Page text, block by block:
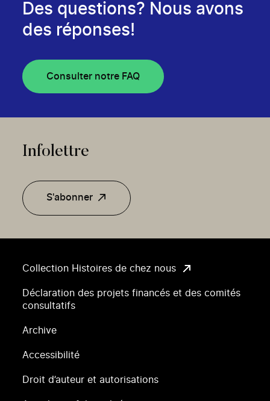
Collection Histoires de chez nous
Déclaration des projets financés et des comités
consultatifs
Archive
Accessibilité
Droit d’auteur et autorisations
Des questions? Nous avons
des réponses!
Consulter notre FAQ
Infolettre
S'abonner